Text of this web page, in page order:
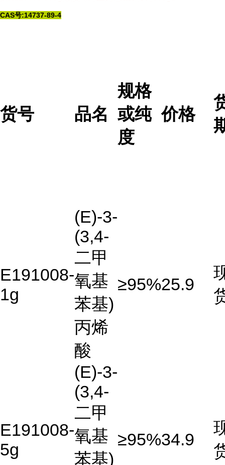
CAS号:14737-89-4
货号 品名
规格
或纯
度
价格
E191008-
1g
(E)-3-
(3,4-
二甲
氧基
苯基)
丙烯
酸
≥95%25.9
E191008-
5g
(E)-3-
(3,4-
二甲
氧基
苯基)
≥95%34.9